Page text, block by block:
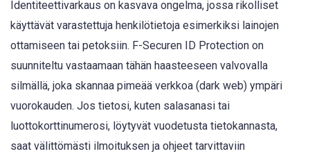
Identiteettivarkaus on kasvava ongelma, jossa rikolliset
käyttävät varastettuja henkilötietoja esimerkiksi lainojen
ottamiseen tai petoksiin. F-Securen ID Protection on
suunniteltu vastaamaan tähän haasteeseen valvovalla
silmällä, joka skannaa pimeää verkkoa (dark web) ympäri
vuorokauden. Jos tietosi, kuten salasanasi tai
luottokorttinumerosi, löytyvät vuodetusta tietokannasta,
saat välittömästi ilmoituksen ja ohjeet tarvittaviin